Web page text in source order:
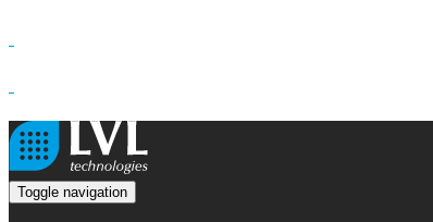
Toggle navigation